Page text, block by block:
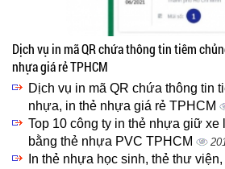
Dịch vụ in mã QR chứa thông tin tiêm
nhựa giá rẻ TPHCM
Dịch vụ in mã QR chứa thông tin
nhựa, in thẻ nhựa giá rẻ TPHCM
Top 10 công ty in thẻ nhựa giữ xe
bằng thẻ nhựa PVC TPHCM
In thẻ nhựa học sinh, thẻ thư